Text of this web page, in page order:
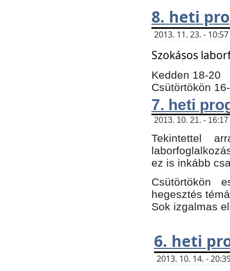
8. heti
2013. 11. 23. -
Szokásos
Kedden 18-20
Csütörtökön
7. heti
2013. 10. 21. -
Tekintettel
ez is inkább
Csütörtökön
hegesztés
Sok izgalmas
6. heti
2013. 10. 14. -